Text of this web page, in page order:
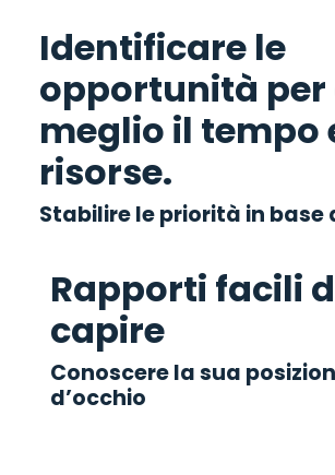
Identificare le
opportunità
meglio il tempo
risorse.
Stabilire le priorità in base
Rapporti facili
capire
Conoscere la sua
d’occhio